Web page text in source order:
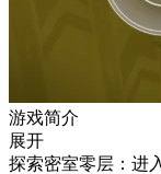
游戏简介
展开
探索密室零层：进